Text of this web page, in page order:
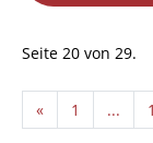
Seite 20 von 29.
« 1 ...